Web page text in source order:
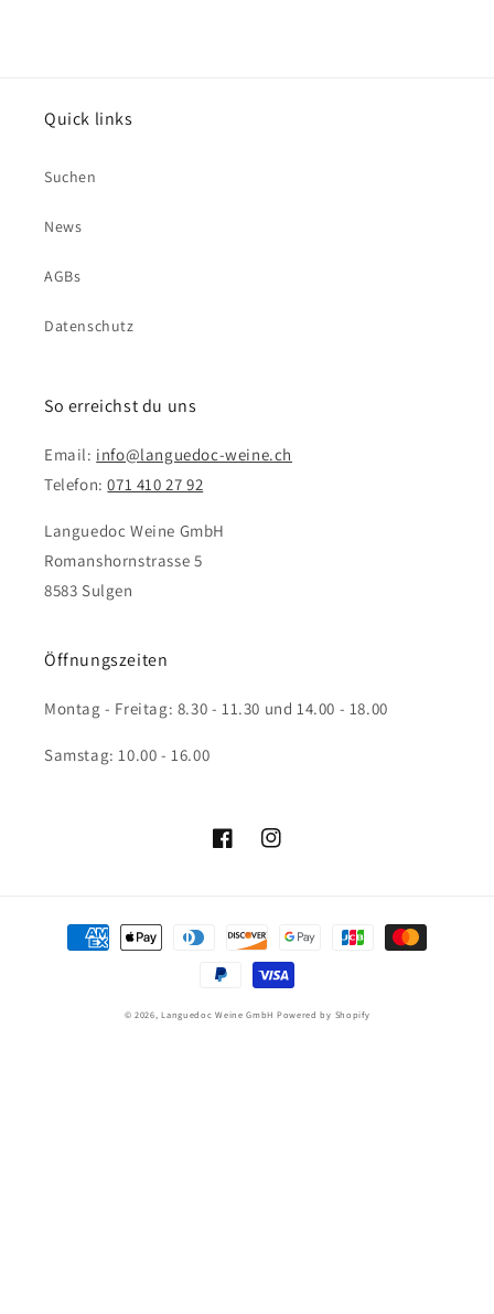
Quick links
Suchen
News
AGBs
Datenschutz
So erreichst du uns
Email: info@languedoc-weine.ch
Telefon:071 410 27 92
Languedoc Weine GmbH
Romanshornstrasse 5
8583 Sulgen
Öffnungszeiten
Montag - Freitag: 8.30 - 11.30 und 14.00 - 18.00
Samstag: 10.00 - 16.00
FacebookInstagram
Zahlungsmethoden
© 2026,Languedoc Weine GmbH Powered by Shopify